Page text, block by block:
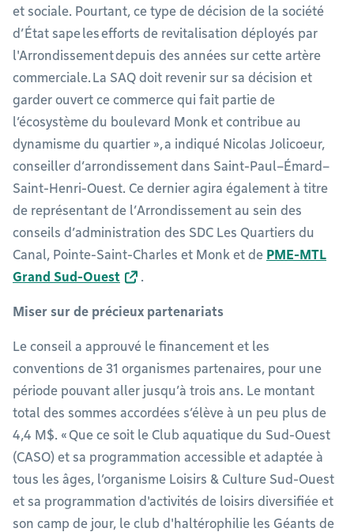
et sociale. Pourtant, ce type de décision de la société
d’État sape les efforts de revitalisation déployés par
l'Arrondissement depuis des années sur cette artère
commerciale. La SAQ doit revenir sur sa décision et
garder ouvert ce commerce qui fait partie de
l’écosystème du boulevard Monk et contribue au
dynamisme du quartier », a indiqué Nicolas Jolicoeur,
conseiller d’arrondissement dans Saint-Paul–Émard–
Saint-Henri-Ouest. Ce dernier agira également à titre
de représentant de l’Arrondissement au sein des
conseils d’administration des SDC Les Quartiers du
Canal, Pointe-Saint-Charles et Monk et de PME-MTL
Grand Sud-Ouest
.
Miser sur de précieux partenariats
Le conseil a approuvé le financement et les
conventions de 31 organismes partenaires, pour une
période pouvant aller jusqu’à trois ans. Le montant
total des sommes accordées s’élève à un peu plus de
4,4 M$. « Que ce soit le Club aquatique du Sud-Ouest
(CASO) et sa programmation accessible et adaptée à
tous les âges, l’organisme Loisirs & Culture Sud-Ouest
et sa programmation d'activités de loisirs diversifiée et
son camp de jour, le club d'haltérophilie les Géants de